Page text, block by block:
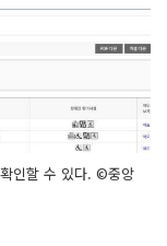
인할 수 있다. ©중앙